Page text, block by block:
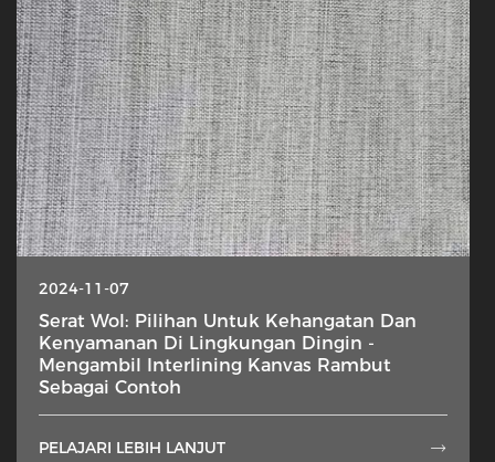
2024-11-07
Serat Wol: Pilihan Untuk Kehangatan Dan
Kenyamanan Di Lingkungan Dingin -
Mengambil Interlining Kanvas Rambut
Sebagai Contoh
PELAJARI LEBIH LANJUT 